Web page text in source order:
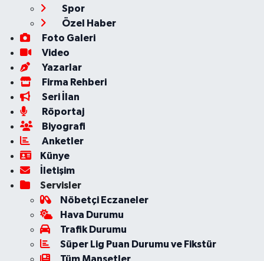
Spor
Özel Haber
Foto Galeri
Video
Yazarlar
Firma Rehberi
Seri İlan
Röportaj
Biyografi
Anketler
Künye
İletişim
Servisler
Nöbetçi Eczaneler
Hava Durumu
Trafik Durumu
Süper Lig Puan Durumu ve Fikstür